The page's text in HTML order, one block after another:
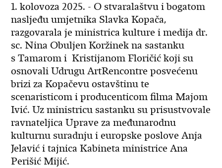
1. kolovoza 2025. - O stvaralaštvu i bogatom
nasljeđu umjetnika Slavka Kopača,
razgovarala je ministrica kulture i medija dr.
sc. Nina Obuljen Koržinek na sastanku
s Tamarom i Kristijanom Floričić koji su
osnovali Udrugu ArtRencontre posvećenu
brizi za Kopačevu ostavštinu te
scenaristicom i producenticom filma Majom
Ivić. Uz ministricu sastanku su prisustvovale
ravnateljica Uprave za međunarodnu
kulturnu suradnju i europske poslove Anja
Jelavić i tajnica Kabineta ministrice Ana
Perišić Mijić.